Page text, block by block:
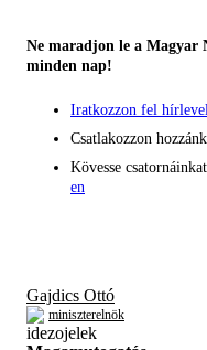
Ne maradjon le a Magyar
minden nap!
Iratkozzon fel
Csatlakozzon hozzánk
Kövesse csatornáinkat
en
Gajdics Ottó
miniszterelnök